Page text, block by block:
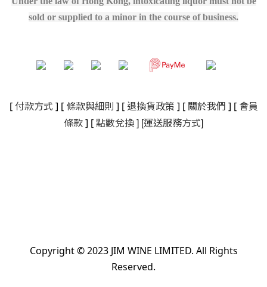
sold or supplied to a minor in the course of business.
[ 付款方式 ] [ 條款與細則 ] [ 退換貨政策 ] [ 關於我們 ] [ 會員
條款] [點數兌換] [運送服務方式]
Copyright © 2023 JIM WINE LIMITED. All Rights
Reserved.